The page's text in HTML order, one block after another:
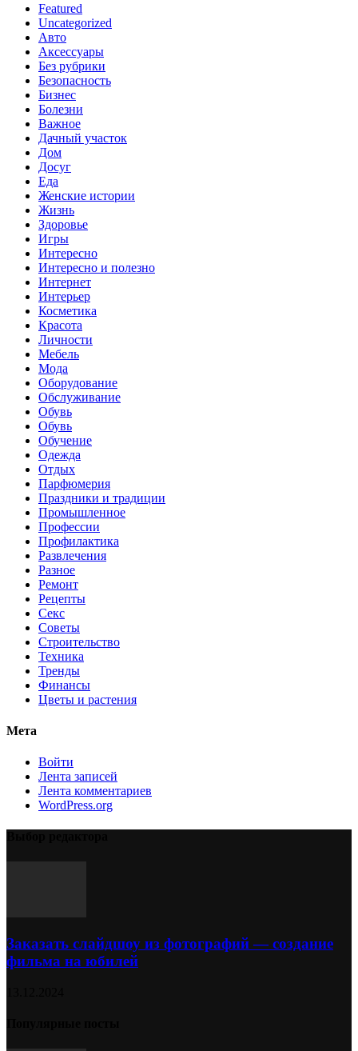
Featured
Uncategorized
Авто
Аксессуары
Без рубрики
Безопасность
Бизнес
Болезни
Важное
Дачный участок
Дом
Досуг
Еда
Женские истории
Жизнь
Здоровье
Игры
Интересно
Интересно и полезно
Интернет
Интерьер
Косметика
Красота
Личности
Мебель
Мода
Оборудование
Обслуживание
Обувь
Обувь
Обучение
Одежда
Отдых
Парфюмерия
Праздники и традиции
Промышленное
Профессии
Профилактика
Развлечения
Разное
Ремонт
Рецепты
Секс
Советы
Строительство
Техника
Тренды
Финансы
Цветы и растения
Мета
Войти
Лента записей
Лента комментариев
WordPress.org
Заказать слайдшоу из фотографий — создание
фильма на юбилей